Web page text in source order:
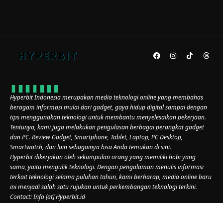
Hyperbit Indonesia merupakan media teknologi online yang membahas
beragam informasi mulai dari gadget, gaya hidup digital sampai dengan
tips menggunakan teknologi untuk membantu menyelesaikan pekerjaan.
Tentunya, kami juga melakukan pengulasan berbagai perangkat gadget
dan PC. Review Gadget, Smartphone, Tablet, Laptop, PC Desktop,
Smartwatch, dan lain sebagainya bisa Anda temukan di sini.
Hyperbit dikerjakan oleh sekumpulan orang yang memiliki hobi yang
sama, yaitu mengulik teknologi. Dengan pengalaman menulis informasi
terkait teknologi selama puluhan tahun, kami berharap, media online baru
ini menjadi salah satu rujukan untuk perkembangan teknologi terkini.
Contact: Info [at] Hyperbit.id